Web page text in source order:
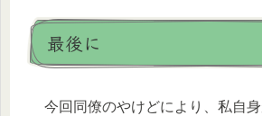
最後に
今回同僚のやけどにより、私自